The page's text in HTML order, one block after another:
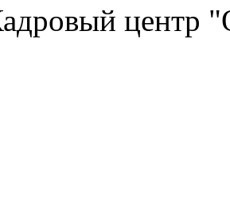
центр